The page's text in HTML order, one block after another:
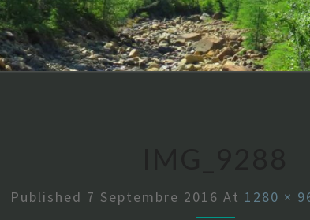
Published 7 Septembre 2016 At 1280 ×